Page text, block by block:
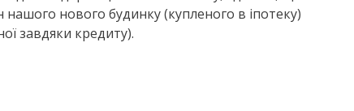
нашого нового будинку (купленого в іпотеку)
завдяки кредиту).